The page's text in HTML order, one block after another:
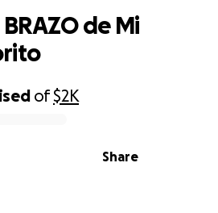
of$2K
Share
de Mi